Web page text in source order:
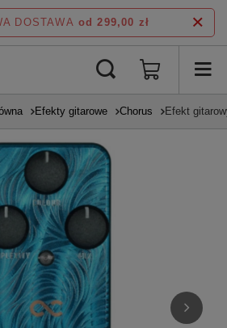
DOSTAWA od 299,00 zł
Efekty gitarowe Chorus Efekt